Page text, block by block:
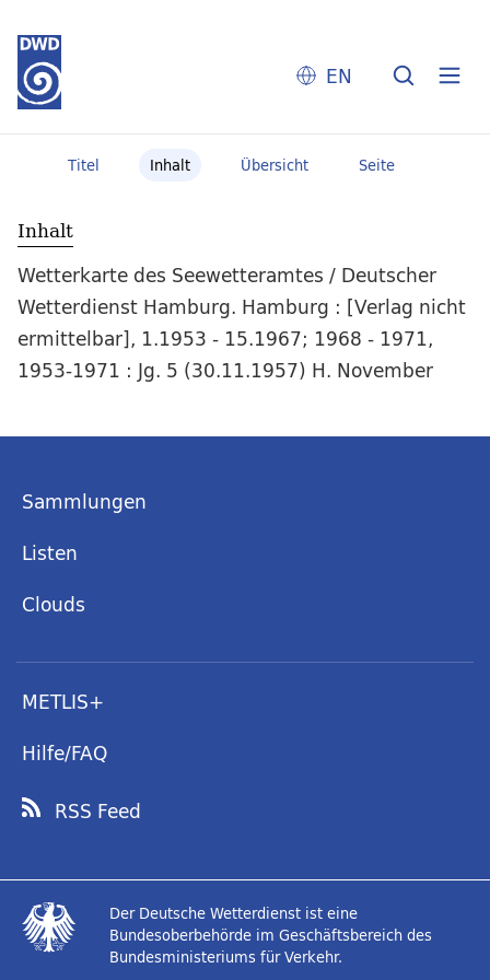
EN
Titel Inhalt Übersicht Seite
Inhalt
Wetterkarte des Seewetteramtes / Deutscher
Wetterdienst Hamburg. Hamburg : [Verlag nicht
ermittelbar], 1.1953 - 15.1967; 1968 - 1971,
1953-1971 : Jg. 5 (30.11.1957) H. November
Sammlungen
Listen
Clouds
METLIS+
Hilfe/FAQ
RSS Feed
Der Deutsche Wetterdienst ist eine
Bundesoberbehörde im Geschäftsbereich des
Bundesministeriums für Verkehr.